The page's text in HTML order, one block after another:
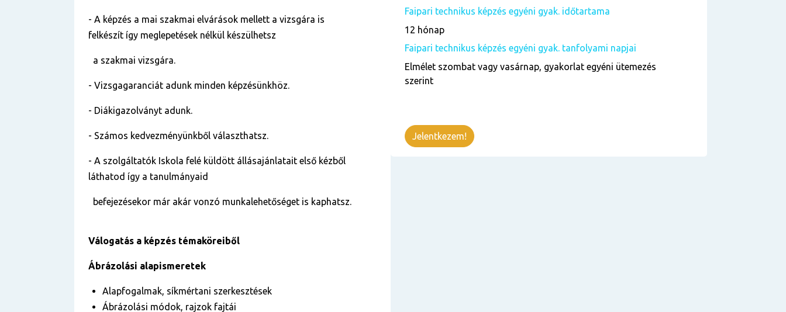
- A képzés a mai szakmai elvárások mellett a vizsgára is
felkészít így meglepetések nélkül készülhetsz
a szakmai vizsgára.
- Vizsgagaranciát adunk minden képzésünkhöz.
- Diákigazolványt adunk.
- Számos kedvezményünkből választhatsz.
- A szolgáltatók Iskola felé küldött állásajánlatait első kézből
láthatod így a tanulmányaid
befejezésekor már akár vonzó munkalehetőséget is kaphatsz.
Válogatás a képzés témaköreiből
Ábrázolási alapismeretek
Alapfogalmak, síkmértani szerkesztések
Ábrázolási módok, rajzok fajtái
Faipari technikus képzés egyéni gyak. időtartama
12 hónap
Faipari technikus képzés egyéni gyak. tanfolyami napjai
Elmélet szombat vagy vasárnap, gyakorlat egyéni ütemezés
szerint
Jelentkezem!